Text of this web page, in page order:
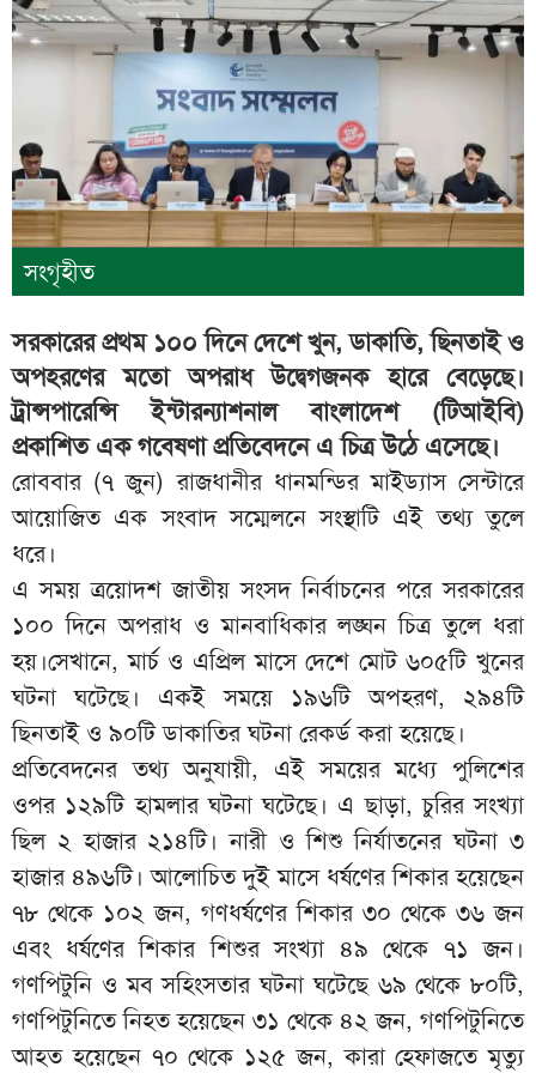
সংগৃহীত
সরকারের প্রথম ১০০ দিনে দেশে খুন, ডাকাতি, ছিনতাই ও
অপহরণের মতো অপরাধ উদ্বেগজনক হারে বেড়েছে।
ট্রান্সপারেন্সি ইন্টারন্যাশনাল বাংলাদেশ (টিআইবি)
প্রকাশিত এক গবেষণা প্রতিবেদনে এ চিত্র উঠে এসেছে।
রোববার (৭ জুন) রাজধানীর ধানমন্ডির মাইড‍্যাস সেন্টারে
আয়োজিত এক সংবাদ সম্মেলনে সংস্থাটি এই তথ্য তুলে
ধরে।
এ সময় ত্রয়োদশ জাতীয় সংসদ নির্বাচনের পরে সরকারের
১০০ দিনে অপরাধ ও মানবাধিকার লঙ্ঘন চিত্র তুলে ধরা
হয়।সেখানে, মার্চ ও এপ্রিল মাসে দেশে মোট ৬০৫টি খুনের
ঘটনা ঘটেছে। একই সময়ে ১৯৬টি অপহরণ, ২৯৪টি
ছিনতাই ও ৯০টি ডাকাতির ঘটনা রেকর্ড করা হয়েছে।
প্রতিবেদনের তথ্য অনুযায়ী, এই সময়ের মধ্যে পুলিশের
ওপর ১২৯টি হামলার ঘটনা ঘটেছে। এ ছাড়া, চুরির সংখ্যা
ছিল ২ হাজার ২১৪টি। নারী ও শিশু নির্যাতনের ঘটনা ৩
হাজার ৪৯৬টি। আলোচিত দুই মাসে ধর্ষণের শিকার হয়েছেন
৭৮ থেকে ১০২ জন, গণধর্ষণের শিকার ৩০ থেকে ৩৬ জন
এবং ধর্ষণের শিকার শিশুর সংখ্যা ৪৯ থেকে ৭১ জন।
গণপিটুনি ও মব সহিংসতার ঘটনা ঘটেছে ৬৯ থেকে ৮০টি,
গণপিটুনিতে নিহত হয়েছেন ৩১ থেকে ৪২ জন, গণপিটুনিতে
আহত হয়েছেন ৭০ থেকে ১২৫ জন, কারা হেফাজতে মৃত্যু